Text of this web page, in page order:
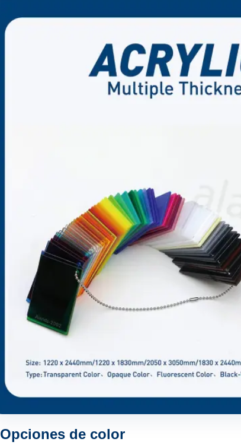
Opciones de color